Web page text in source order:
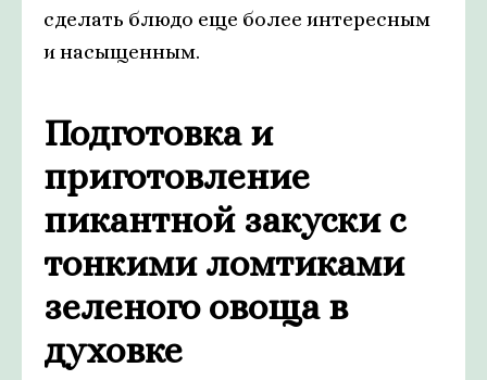
сделать блюдо еще более интересным
и насыщенным.
Подготовка и
приготовление
пикантной закуски с
тонкими ломтиками
зеленого овоща в
духовке